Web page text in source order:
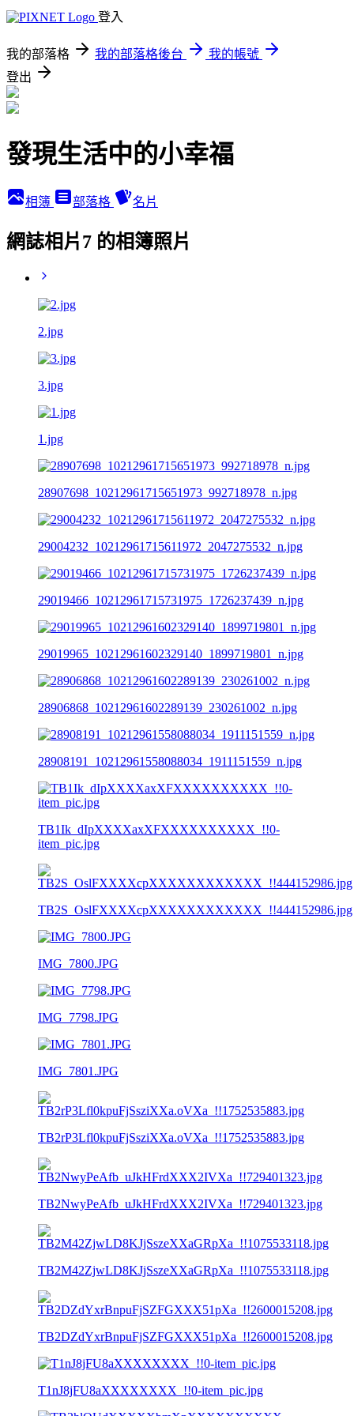
登入
我的部落格 我的部落格後台
我的帳號
登出
發現生活中的小幸福
相簿 部落格 名片
網誌相片7 的相簿照片
2.jpg
3.jpg
1.jpg
28907698_10212961715651973_992718978_n.jpg
29004232_10212961715611972_2047275532_n.jpg
29019466_10212961715731975_1726237439_n.jpg
29019965_10212961602329140_1899719801_n.jpg
28906868_10212961602289139_230261002_n.jpg
28908191_10212961558088034_1911151559_n.jpg
TB1Ik_dIpXXXXaxXFXXXXXXXXXX_!!0-
item_pic.jpg
TB2S_OslFXXXXcpXXXXXXXXXXXX_!!444152986.jpg
IMG_7800.JPG
IMG_7798.JPG
IMG_7801.JPG
TB2rP3Lfl0kpuFjSsziXXa.oVXa_!!1752535883.jpg
TB2NwyPeAfb_uJkHFrdXXX2IVXa_!!729401323.jpg
TB2M42ZjwLD8KJjSszeXXaGRpXa_!!1075533118.jpg
TB2DZdYxrBnpuFjSZFGXXX51pXa_!!2600015208.jpg
T1nJ8jFU8aXXXXXXXX_!!0-item_pic.jpg